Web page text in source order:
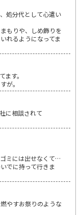
処分代として心遣い
もりや、しめ飾りを
れるようになってま
す。
が。
に相談されて
ミには出せなくて…
でに持って行きま
やすお祭りのような